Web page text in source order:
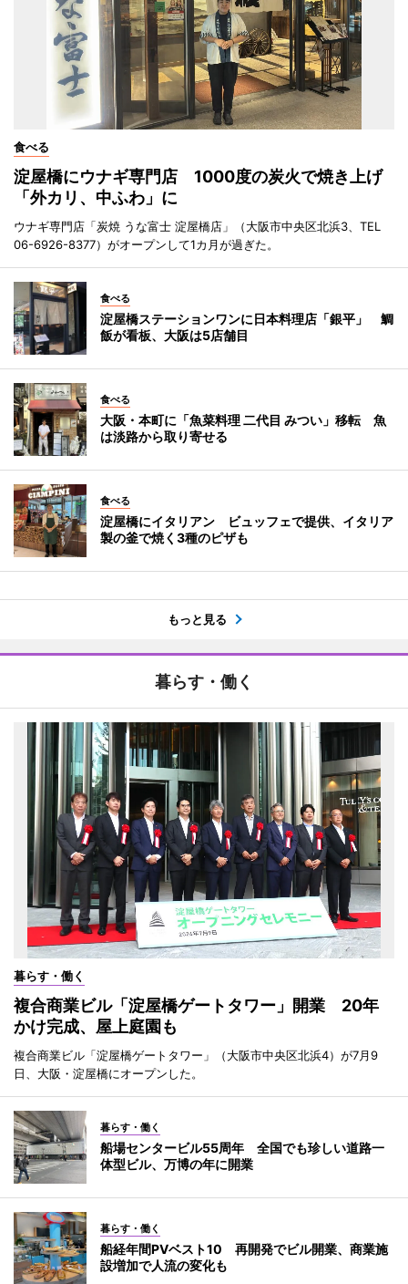
食べる
淀屋橋にウナギ専門店 1000度の炭火で焼き上げ
「外カリ、中ふわ」に
ウナギ専門店「炭焼 うな富士 淀屋橋店」（大阪市中央区北浜3、TEL
06-6926-8377）がオープンして1カ月が過ぎた。
食べる
淀屋橋ステーションワンに日本料理店「銀平」 鯛
飯が看板、大阪は5店舗目
食べる
大阪・本町に「魚菜料理 二代目 みつい」移転 魚
は淡路から取り寄せる
食べる
淀屋橋にイタリアン ビュッフェで提供、イタリア
製の釜で焼く3種のピザも
もっと見る
暮らす・働く
暮らす・働く
複合商業ビル「淀屋橋ゲートタワー」開業 20年
かけ完成、屋上庭園も
複合商業ビル「淀屋橋ゲートタワー」（大阪市中央区北浜4）が7月9
日、大阪・淀屋橋にオープンした。
暮らす・働く
船場センタービル55周年 全国でも珍しい道路一
体型ビル、万博の年に開業
暮らす・働く
船経年間PVベスト10 再開発でビル開業、商業施
設増加で人流の変化も